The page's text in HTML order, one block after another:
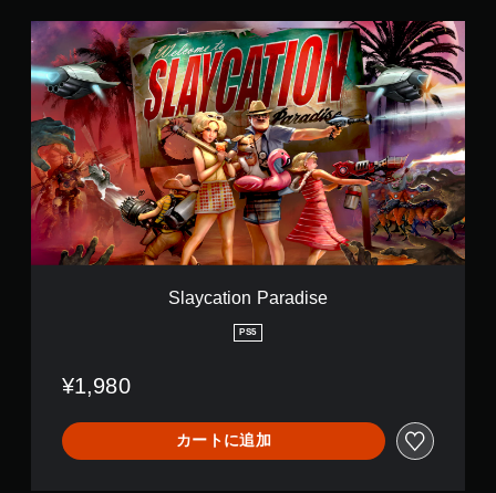
S
l
a
y
a
t
i
o
n
P
r
Slaycation Paradise
PS5
¥1,980
カートに追加